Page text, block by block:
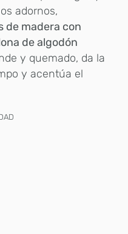
adornos,
de madera con
de algodón
y quemado, da la
y acentúa el